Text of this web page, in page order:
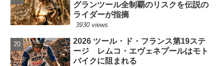
グランツール全制覇のリスクを伝説の
ライダーが指摘
3930 views
2026 ツール・ド・フランス第19ステ
ージ レムコ・エヴェネプールはモト
バイクに阻まれる